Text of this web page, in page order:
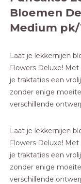
Bloemen
Medium pk/
Laat je lekkernijen
Flowers Deluxe!
je traktaties een
zonder enige
verschillende
Laat je lekkernijen
Flowers Deluxe!
je traktaties een
zonder enige
verschillende